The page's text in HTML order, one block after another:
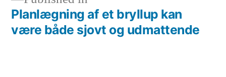
Indlægsnavigation
Planlægning af et bryllup kan
være både sjovt og udmattende